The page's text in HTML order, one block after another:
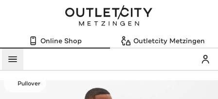
Online Shop Outletcity Metzingen
Menü
Pullover